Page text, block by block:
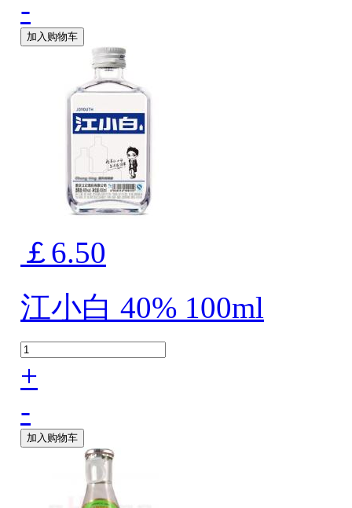
-
加入购物车
￡6.50
江小白 40% 100ml
+
-
加入购物车